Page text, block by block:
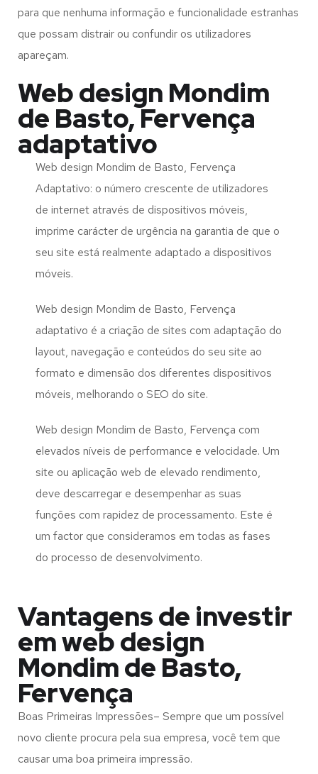
para que nenhuma informação e funcionalidade estranhas
que possam distrair ou confundir os utilizadores
apareçam.
Web design Mondim
de Basto, Fervença
adaptativo
Web design Mondim de Basto, Fervença
Adaptativo: o número crescente de utilizadores
de internet através de dispositivos móveis,
imprime carácter de urgência na garantia de que o
seu site está realmente adaptado a dispositivos
móveis.
Web design Mondim de Basto, Fervença
adaptativo é a criação de sites com adaptação do
layout, navegação e conteúdos do seu site ao
formato e dimensão dos diferentes dispositivos
móveis, melhorando o SEO do site.
Web design Mondim de Basto, Fervença com
elevados níveis de performance e velocidade. Um
site ou aplicação web de elevado rendimento,
deve descarregar e desempenhar as suas
funções com rapidez de processamento. Este é
um factor que consideramos em todas as fases
do processo de desenvolvimento.
Vantagens de investir
em web design
Mondim de Basto,
Fervença
Boas Primeiras Impressões– Sempre que um possível
novo cliente procura pela sua empresa, você tem que
causar uma boa primeira impressão.